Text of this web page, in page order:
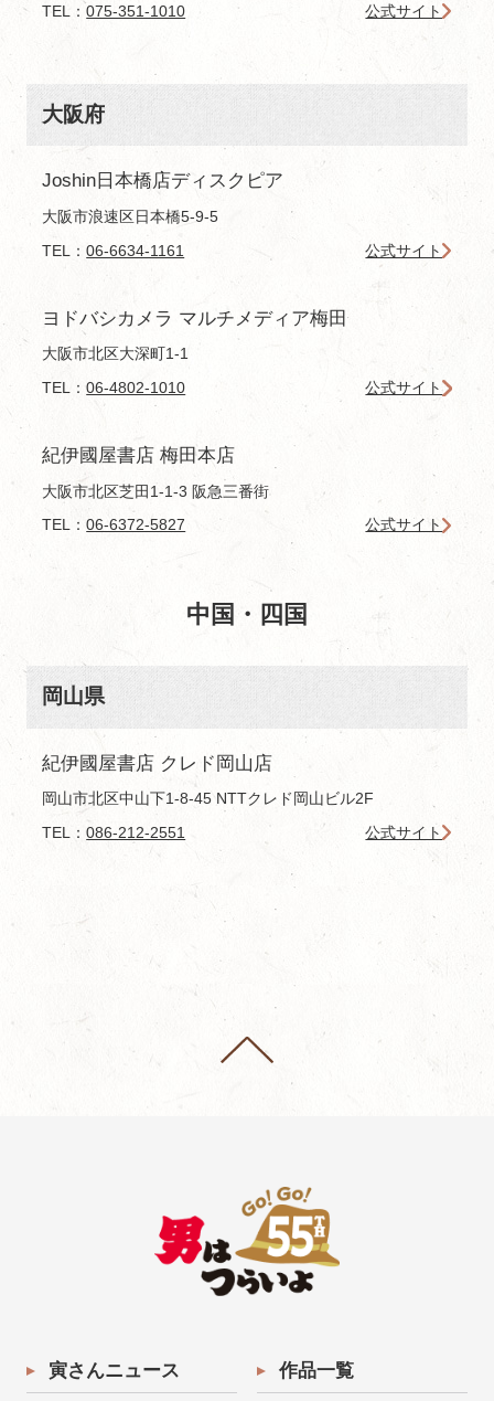
TEL：075-351-1010 公式サイト
大阪府
Joshin日本橋店ディスクピア
大阪市浪速区日本橋5-9-5
TEL：06-6634-1161 公式サイト
ヨドバシカメラ マルチメディア梅田
大阪市北区大深町1-1
TEL：06-4802-1010 公式サイト
紀伊國屋書店 梅田本店
大阪市北区芝田1-1-3 阪急三番街
TEL：06-6372-5827 公式サイト
中国・四国
岡山県
紀伊國屋書店 クレド岡山店
岡山市北区中山下1-8-45 NTTクレド岡山ビル2F
TEL：086-212-2551 公式サイト
寅さんニュース 作品一覧